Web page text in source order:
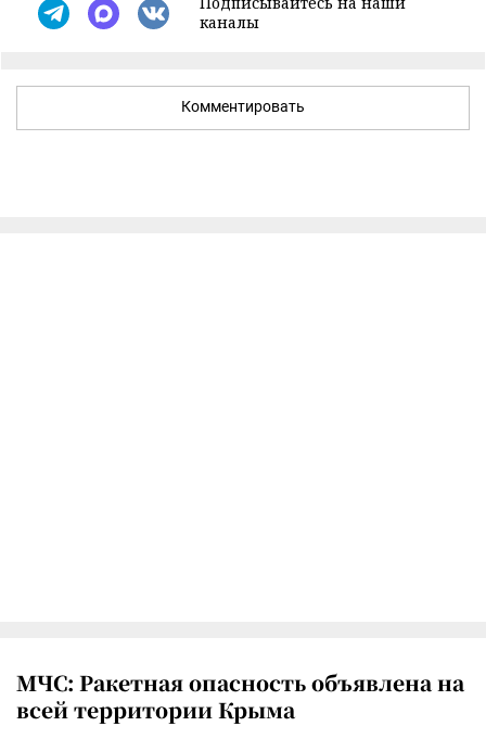
каналы
Комментировать
МЧС: Ракетная опасность объявлена на
всей территории Крыма